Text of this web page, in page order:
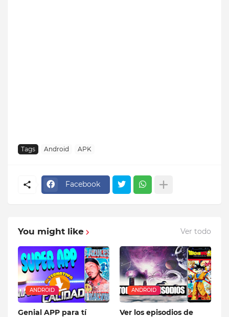
Tags Android APK
Facebook
You might like Ver todo
ANDROID
Genial APP para tí
ANDROID
Ver los episodios de